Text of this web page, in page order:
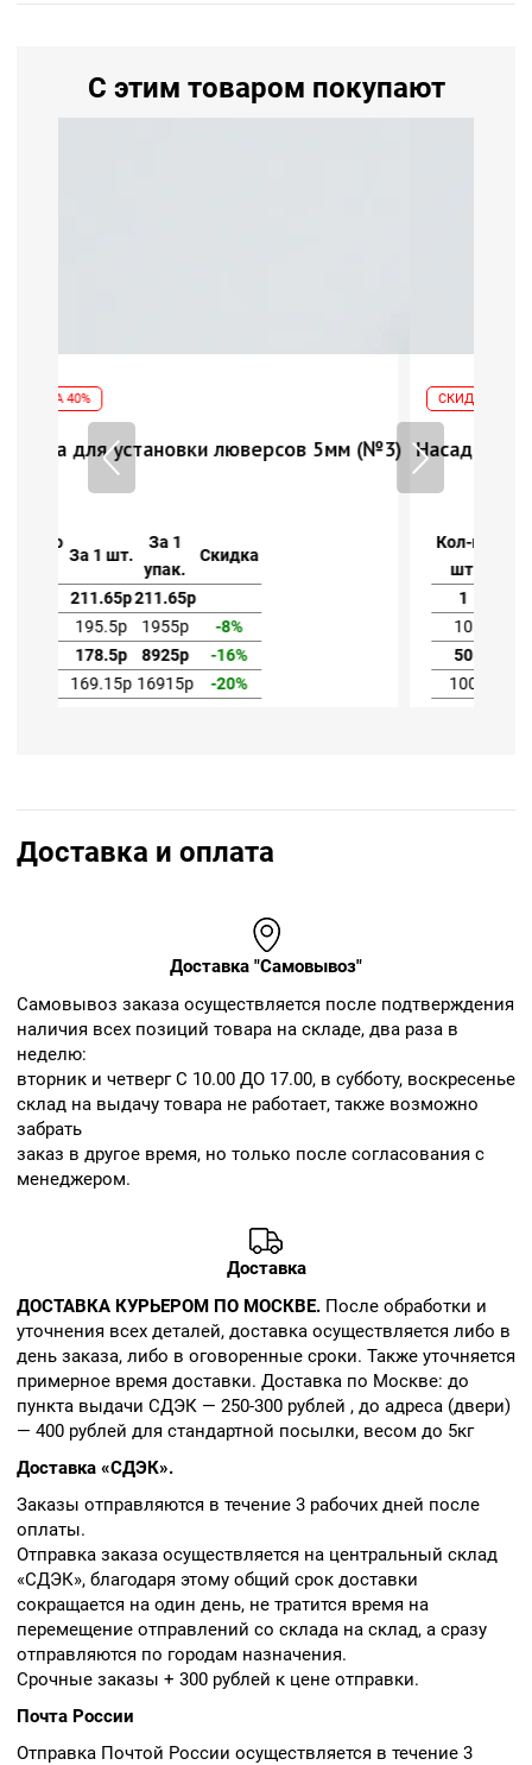
С этим товаром покупают
5мм (№3) Насадка для установки люверсов 5мм (№3)
Кол-во
шт.
За 1 шт.
1 211.65р
10
195.5р
50
178.5р
100
169.15р
Доставка и оплата
Доставка "Самовывоз"
Cамовывоз заказа осуществляется после подтверждения
наличия всех позиций товара на складе, два раза в
неделю:
вторник и четверг С 10.00 ДО 17.00, в субботу, воскресенье
склад на выдачу товара не работает, также возможно
забрать
заказ в другое время, но только после согласования с
менеджером.
Доставка
ДОСТАВКА КУРЬЕРОМ ПО МОСКВЕ. После обработки и
уточнения всех деталей, доставка осуществляется либо в
день заказа, либо в оговоренные сроки. Также уточняется
примерное время доставки. Доставка по Москве: до
пункта выдачи СДЭК — 250-300 рублей , до адреса (двери)
— 400 рублей для стандартной посылки, весом до 5кг
Доставка «СДЭК».
Заказы отправляются в течение 3 рабочих дней после
оплаты.
Отправка заказа осуществляется на центральный склад
«СДЭК», благодаря этому общий срок доставки
сокращается на один день, не тратится время на
перемещение отправлений со склада на склад, а сразу
отправляются по городам назначения.
Срочные заказы + 300 рублей к цене отправки.
Почта России
Отправка Почтой России осуществляется в течение 3